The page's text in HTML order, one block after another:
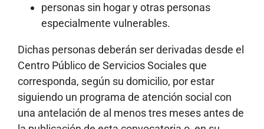
personas sin hogar y otras personas
especialmente vulnerables.
Dichas personas deberán ser derivadas desde el
Centro Público de Servicios Sociales que
corresponda, según su domicilio, por estar
siguiendo un programa de atención social con
una antelación de al menos tres meses antes de